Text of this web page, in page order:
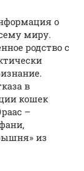
о
миру.
родство с
в
кошек
–
из